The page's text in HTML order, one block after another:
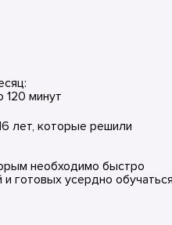
120 минут
лет, которые решили
необходимо быстро
и готовых усердно обучаться